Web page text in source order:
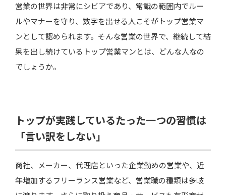
営業の世界は非常にシビアであり、常識の範囲内でルー
ルやマナーを守り、数字を出せる人こそがトップ営業マ
ンとして認められます。そんな営業の世界で、継続して結
果を出し続けているトップ営業マンとは、どんな人なの
でしょうか。
トップが実践しているたった一つの習慣は
「言い訳をしない」
商社、メーカー、代理店といった企業勤めの営業や、近
年増加するフリーランス営業など、営業職の種類は多岐